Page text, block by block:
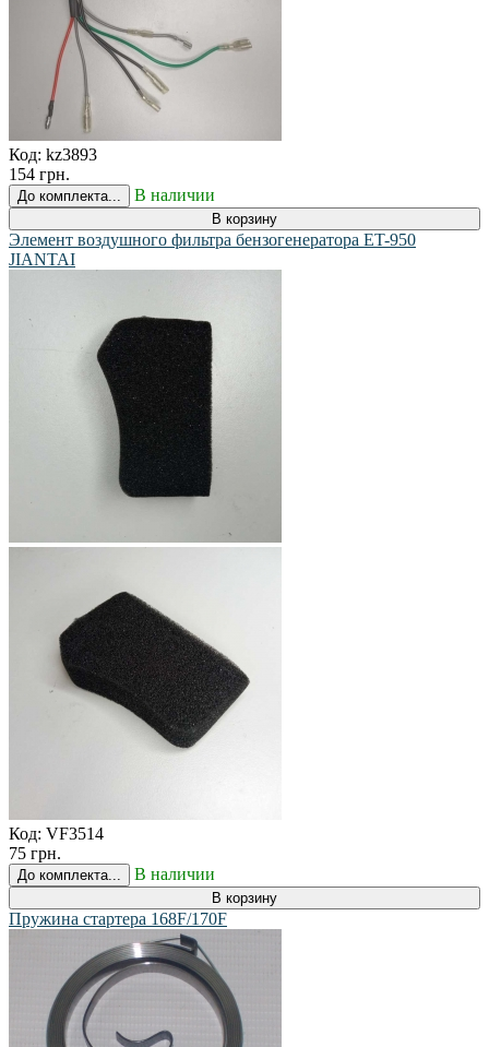
Код: kz3893
154 грн.
До комплекта... В наличии
В корзину
Элемент воздушного фильтра бензогенератора ET-950
JIANTAI
Код: VF3514
75 грн.
До комплекта... В наличии
В корзину
Пружина стартера 168F/170F